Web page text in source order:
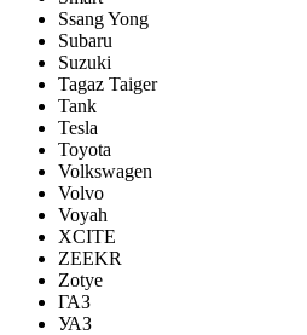
Ssang Yong
Subaru
Suzuki
Tagaz Taiger
Tank
Tesla
Toyota
Volkswagen
Volvo
Voyah
XCITE
ZEEKR
Zotye
ГАЗ
УАЗ